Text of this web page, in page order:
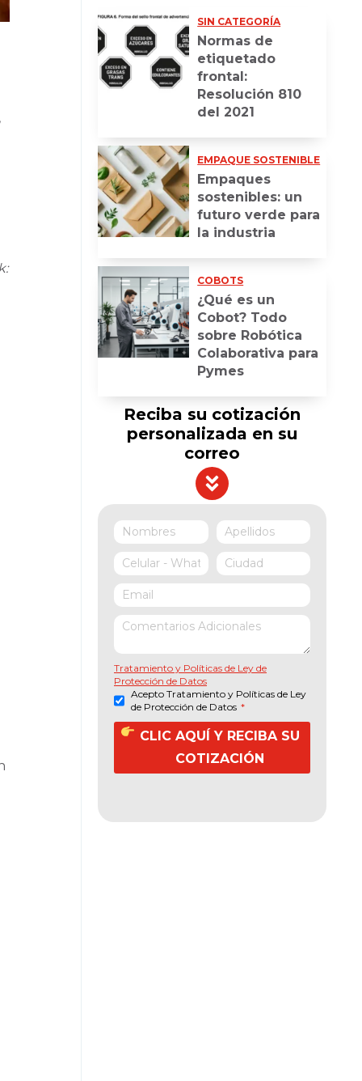
SIN CATEGORÍA
Normas de
etiquetado
frontal:
Resolución 810
del 2021
EMPAQUE SOSTENIBLE
Empaques
sostenibles: un
futuro verde para
la industria
COBOTS
¿Qué es un
Cobot? Todo
sobre Robótica
Colaborativa para
Pymes
Reciba su cotización
personalizada en su
correo
Tratamiento y Políticas de Ley de
Protección de Datos
Acepto Tratamiento y Políticas de Ley
de Protección de Datos *
CLIC AQUÍ Y RECIBA SU
COTIZACIÓN